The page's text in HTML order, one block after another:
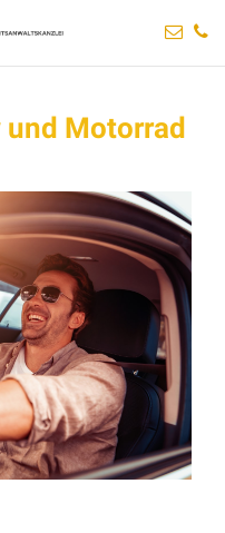
und Motorrad